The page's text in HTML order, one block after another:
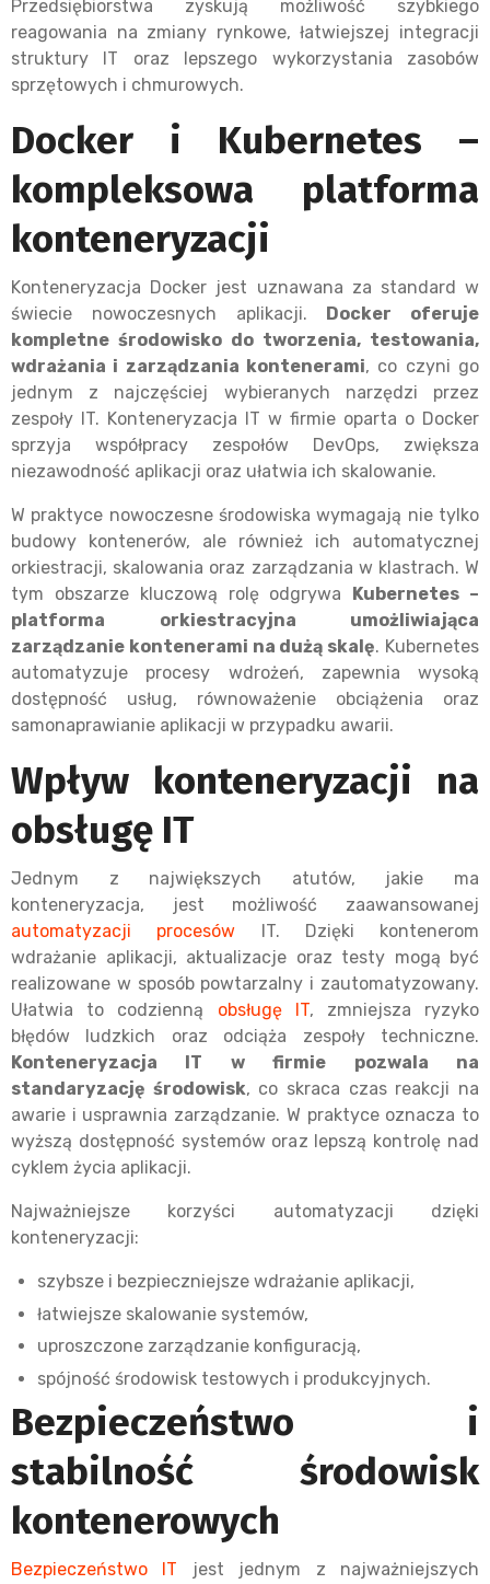
Przedsiębiorstwa zyskują możliwość szybkiego
reagowania na zmiany rynkowe, łatwiejszej integracji
struktury IT oraz lepszego wykorzystania zasobów
sprzętowych i chmurowych.
Docker i Kubernetes –
kompleksowa platforma
konteneryzacji
Konteneryzacja Docker jest uznawana za standard w
świecie nowoczesnych aplikacji. Docker oferuje
kompletne środowisko do tworzenia, testowania,
wdrażania i zarządzania kontenerami, co czyni go
jednym z najczęściej wybieranych narzędzi przez
zespoły IT. Konteneryzacja IT w firmie oparta o Docker
sprzyja współpracy zespołów DevOps, zwiększa
niezawodność aplikacji oraz ułatwia ich skalowanie.
W praktyce nowoczesne środowiska wymagają nie tylko
budowy kontenerów, ale również ich automatycznej
orkiestracji, skalowania oraz zarządzania w klastrach. W
tym obszarze kluczową rolę odgrywa Kubernetes –
platforma orkiestracyjna umożliwiająca
zarządzanie kontenerami na dużą skalę. Kubernetes
automatyzuje procesy wdrożeń, zapewnia wysoką
dostępność usług, równoważenie obciążenia oraz
samonaprawianie aplikacji w przypadku awarii.
Wpływ konteneryzacji na
obsługę IT
Jednym z największych atutów, jakie ma
konteneryzacja, jest możliwość zaawansowanej
automatyzacji procesów IT. Dzięki kontenerom
wdrażanie aplikacji, aktualizacje oraz testy mogą być
realizowane w sposób powtarzalny i zautomatyzowany.
Ułatwia to codzienną obsługę IT, zmniejsza ryzyko
błędów ludzkich oraz odciąża zespoły techniczne.
Konteneryzacja IT w firmie pozwala na
standaryzację środowisk, co skraca czas reakcji na
awarie i usprawnia zarządzanie. W praktyce oznacza to
wyższą dostępność systemów oraz lepszą kontrolę nad
cyklem życia aplikacji.
Najważniejsze korzyści automatyzacji dzięki
konteneryzacji:
szybsze i bezpieczniejsze wdrażanie aplikacji,
łatwiejsze skalowanie systemów,
uproszczone zarządzanie konfiguracją,
spójność środowisk testowych i produkcyjnych.
Bezpieczeństwo i
stabilność środowisk
kontenerowych
Bezpieczeństwo IT jest jednym z najważniejszych